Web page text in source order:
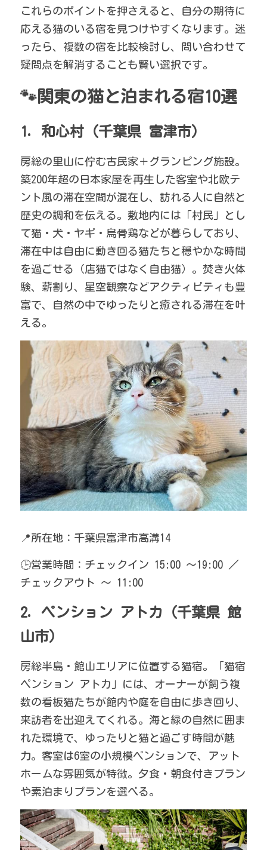
これらのポイントを押さえると、自分の期待に
応える猫のいる宿を見つけやすくなります。迷
ったら、複数の宿を比較検討し、問い合わせて
疑問点を解消することも賢い選択です。
🐾関東の猫と泊まれる宿10選
1. 和心村（千葉県 富津市）
房総の里山に佇む古民家＋グランピング施設。
築200年超の日本家屋を再生した客室や北欧テ
ント風の滞在空間が混在し、訪れる人に自然と
歴史の調和を伝える。敷地内には「村民」とし
て猫・犬・ヤギ・烏骨鶏などが暮らしており、
滞在中は自由に動き回る猫たちと穏やかな時間
を過ごせる（店猫ではなく自由猫）。焚き火体
験、薪割り、星空観察などアクティビティも豊
富で、自然の中でゆったりと癒される滞在を叶
える。
📍所在地：千葉県富津市高溝14
🕒営業時間：チェックイン 15:00 ～19:00 ／
チェックアウト ～ 11:00
2. ペンション アトカ（千葉県 館
山市）
房総半島・館山エリアに位置する猫宿。「猫宿
ペンション アトカ」には、オーナーが飼う複
数の看板猫たちが館内や庭を自由に歩き回り、
来訪者を出迎えてくれる。海と緑の自然に囲ま
れた環境で、ゆったりと猫と過ごす時間が魅
力。客室は6室の小規模ペンションで、アット
ホームな雰囲気が特徴。夕食・朝食付きプラン
や素泊まりプランを選べる。